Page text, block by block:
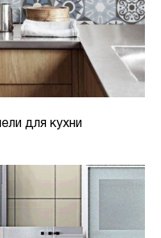
для кухни